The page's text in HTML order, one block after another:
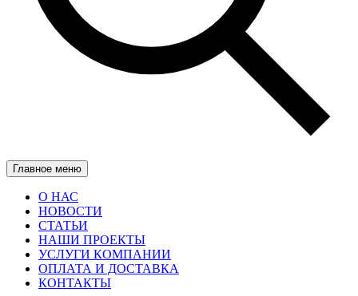
Главное меню
О НАС
НОВОСТИ
СТАТЬИ
НАШИ ПРОЕКТЫ
УСЛУГИ КОМПАНИИ
ОПЛАТА И ДОСТАВКА
КОНТАКТЫ